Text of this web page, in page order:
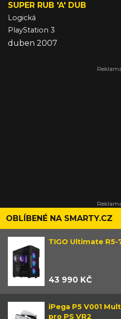
SUPER RUB 'A' DUB
Logická
PlayStation 3
duben 2007
OBLÍBENÉ NA SMARTY.CZ
TIGO Ultimate R5-
43 990 KČ
iPega P5 V001
pro PS VR2